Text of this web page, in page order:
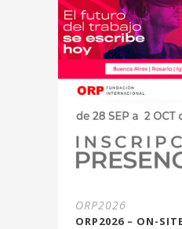
ORP2026
ORP2026 – ON-